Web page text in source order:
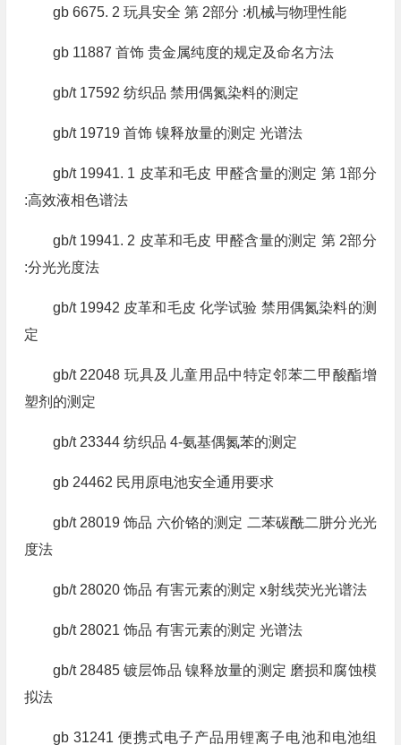
gb 6675. 2 玩具安全 第 2部分 :机械与物理性能
gb 11887 首饰 贵金属纯度的规定及命名方法
gb/t 17592 纺织品 禁用偶氮染料的测定
gb/t 19719 首饰 镍释放量的测定 光谱法
gb/t 19941. 1 皮革和毛皮 甲醛含量的测定 第 1部分
:高效液相色谱法
gb/t 19941. 2 皮革和毛皮 甲醛含量的测定 第 2部分
:分光光度法
gb/t 19942 皮革和毛皮 化学试验 禁用偶氮染料的测
定
gb/t 22048 玩具及儿童用品中特定邻苯二甲酸酯增
塑剂的测定
gb/t 23344 纺织品 4-氨基偶氮苯的测定
gb 24462 民用原电池安全通用要求
gb/t 28019 饰品 六价铬的测定 二苯碳酰二肼分光光
度法
gb/t 28020 饰品 有害元素的测定 x射线荧光光谱法
gb/t 28021 饰品 有害元素的测定 光谱法
gb/t 28485 镀层饰品 镍释放量的测定 磨损和腐蚀模
拟法
gb 31241 便携式电子产品用锂离子电池和电池组